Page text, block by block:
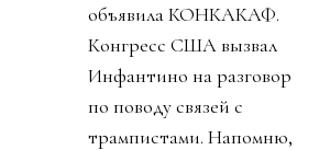
объявила КОНКАКАФ.
Конгресс США вызвал
Инфантино на разговор
по поводу связей с
трампистами. Напомню,